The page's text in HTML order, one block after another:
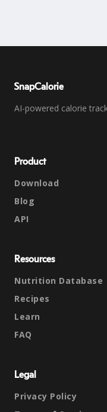
SnapCalorie
AI-powered calorie
Product
Download
Blog
API
Resources
Nutrition Database
Recipes
Learn
FAQ
Legal
Privacy Policy